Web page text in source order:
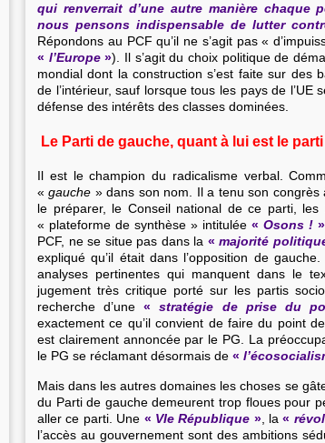
qui renverrait d’une autre manière chaque
nous pensons indispensable de lutter
Répondons au PCF qu’il ne s’agit pas «
« l’Europe») . Il s’agit du choix politique de
mondial dont la construction s’est faite sur des
de l’intérieur, sauf lorsque tous les pays de
défense des intérêts des classes dominées.
Le Parti de gauche, quant à lui est le
Il est le champion du radicalisme verbal.
«gauche » dans son nom. Il a tenu son
le préparer, le Conseil national de ce parti,
« plateforme de synthèse » intitulée « Osons ! »
PCF, ne se situe pas dans la « majorité
expliqué qu’il était dans l’opposition de
analyses pertinentes qui manquent dans le
jugement très critique porté sur les partis
recherche d’une «stratégie de prise du
exactement ce qu’il convient de faire du point
est clairement annoncée par le PG. La
le PG se réclamant désormais de «
Mais dans les autres domaines les choses se
du Parti de gauche demeurent trop floues pour
aller ce parti. Une « VIe République », la«
l’accès au gouvernement sont des ambitions